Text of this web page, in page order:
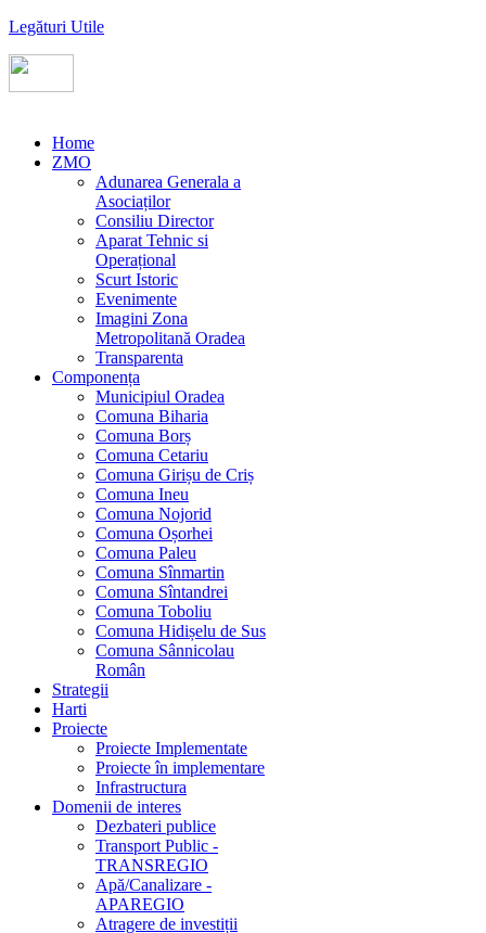
Legături Utile
Home
ZMO
Adunarea Generala a
Asociaților
Consiliu Director
Aparat Tehnic si
Operațional
Scurt Istoric
Evenimente
Imagini Zona
Metropolitană Oradea
Transparenta
Componența
Municipiul Oradea
Comuna Biharia
Comuna Borș
Comuna Cetariu
Comuna Girișu de Criș
Comuna Ineu
Comuna Nojorid
Comuna Oșorhei
Comuna Paleu
Comuna Sînmartin
Comuna Sîntandrei
Comuna Toboliu
Comuna Hidișelu de Sus
Comuna Sânnicolau
Român
Strategii
Harti
Proiecte
Proiecte Implementate
Proiecte în implementare
Infrastructura
Domenii de interes
Dezbateri publice
Transport Public -
TRANSREGIO
Apă/Canalizare -
APAREGIO
Atragere de investiții